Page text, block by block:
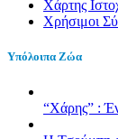
Χάρτης
Χρήσιμοι
Υπόλοιπα Ζώα
“Χάρης” :